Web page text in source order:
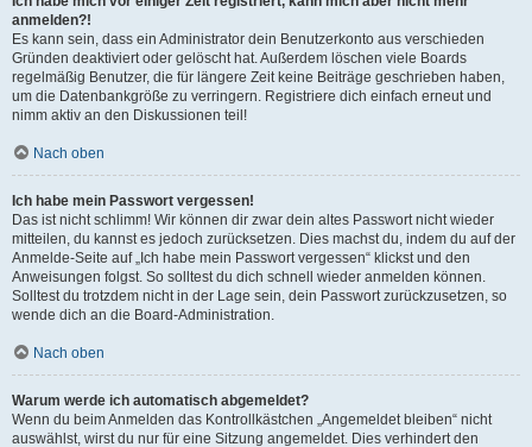
anmelden?!
Es kann sein, dass ein Administrator dein Benutzerkonto aus verschieden
Gründen deaktiviert oder gelöscht hat. Außerdem löschen viele Boards
regelmäßig Benutzer, die für längere Zeit keine Beiträge geschrieben haben,
um die Datenbankgröße zu verringern. Registriere dich einfach erneut und
nimm aktiv an den Diskussionen teil!
Nach oben
Ich habe mein Passwort vergessen!
Das ist nicht schlimm! Wir können dir zwar dein altes Passwort nicht wieder
mitteilen, du kannst es jedoch zurücksetzen. Dies machst du, indem du auf der
Anmelde-Seite auf „Ich habe mein Passwort vergessen“ klickst und den
Anweisungen folgst. So solltest du dich schnell wieder anmelden können.
Solltest du trotzdem nicht in der Lage sein, dein Passwort zurückzusetzen, so
wende dich an die Board-Administration.
Nach oben
Warum werde ich automatisch abgemeldet?
Wenn du beim Anmelden das Kontrollkästchen „Angemeldet bleiben“ nicht
auswählst, wirst du nur für eine Sitzung angemeldet. Dies verhindert den